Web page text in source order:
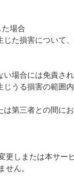
た場合
た損害について
場合には免責され
うる損害の範囲
第三者との間に
しまたは本サー
せん。